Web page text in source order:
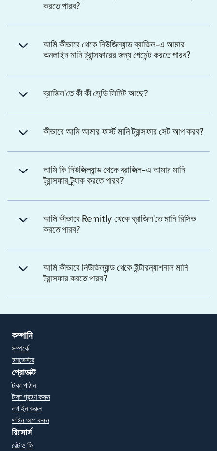
করতে পারব?
আমি কীভাবে থেকে নিউজিল্যান্ড ব্রাজিল-এ আমার
অনলাইন মানি ট্রান্সফারের জন্য পেমেন্ট করতে পারব?
ব্রাজিল'তে কী কী সেন্ডি লিমিট আছে?
কীভাবে আমি আমার ফার্স্ট মানি ট্রান্সফার সেট আপ করব?
আমি কি নিউজিল্যান্ড থেকে ব্রাজিল-এ আমার মানি
ট্রান্সফার ট্র্যাক করতে পারব?
আমি কীভাবে Remitly থেকে ব্রাজিল'তে মানি রিসিভ
করতে পারব?
আমি কীভাবে নিউজিল্যান্ড থেকে ইন্টারন্যাশনাল মানি
ট্রান্সফার করতে পারব?
কম্পানি
সম্পর্কে
ইনভেস্টর
প্রোডাক্ট
টাকা পাঠান
টাকা গ্রহণ করুন
লগ ইন করুন
সাইন আপ করুন
রিসোর্স
রেট ও ফি